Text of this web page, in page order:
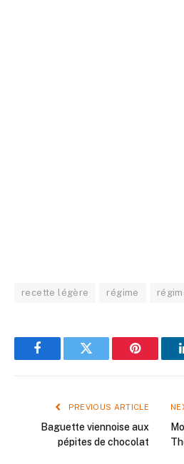
recette légère régime
FacebookTwitter Pinterest
PREVIOUS ARTICLE
Baguette viennoise aux
pépites de chocolat